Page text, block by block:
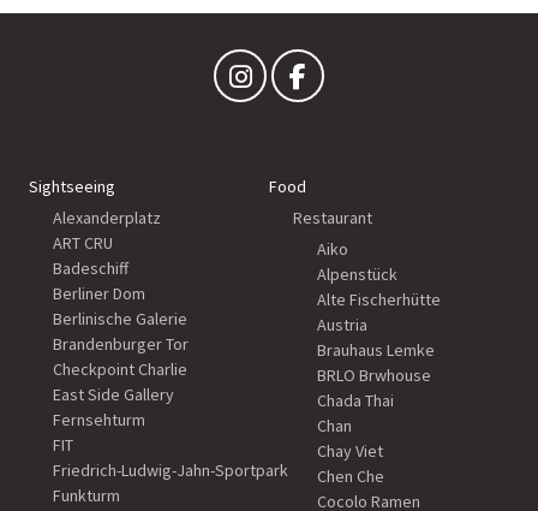
Sightseeing
Alexanderplatz
ART CRU
Badeschiff
Berliner Dom
Berlinische Galerie
Brandenburger Tor
Checkpoint Charlie
East Side Gallery
Fernsehturm
FIT
Friedrich-Ludwig-Jahn-Sportpark
Funkturm
Food
Restaurant
Aiko
Alpenstück
Alte Fischerhütte
Austria
Brauhaus Lemke
BRLO Brwhouse
Chada Thai
Chan
Chay Viet
Chen Che
Cocolo Ramen